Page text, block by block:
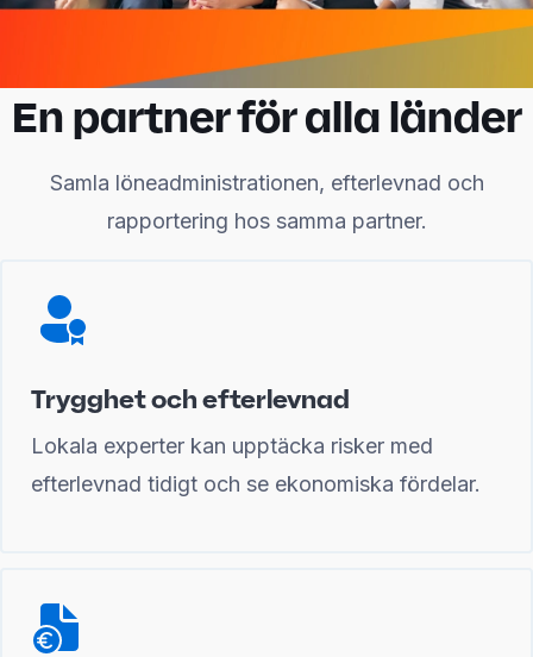
En partner för alla länder
Samla löneadministrationen, efterlevnad och
rapportering hos samma partner.
Trygghet och efterlevnad
Lokala experter kan upptäcka risker med
efterlevnad tidigt och se ekonomiska fördelar.